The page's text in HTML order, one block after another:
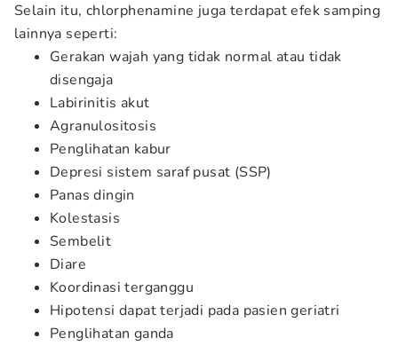
Selain itu, chlorphenamine juga terdapat efek samping
lainnya seperti:
Gerakan wajah yang tidak normal atau tidak
disengaja
Labirinitis akut
Agranulositosis
Penglihatan kabur
Depresi sistem saraf pusat (SSP)
Panas dingin
Kolestasis
Sembelit
Diare
Koordinasi terganggu
Hipotensi dapat terjadi pada pasien geriatri
Penglihatan ganda